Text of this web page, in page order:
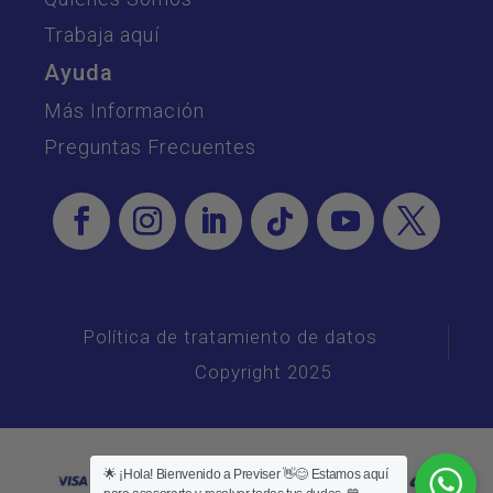
Trabaja aquí
Ayuda
Más Información
Preguntas Frecuentes
Política de tratamiento de datos
Copyright 2025
🌟 ¡Hola! Bienvenido a Previser 👋😊 Estamos aquí